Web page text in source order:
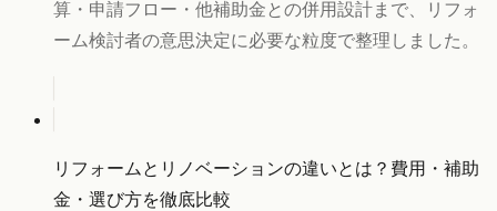
算・申請フロー・他補助金との併用設計まで、リフォ
ーム検討者の意思決定に必要な粒度で整理しました。
リフォームとリノベーションの違いとは？費用・補助
金・選び方を徹底比較